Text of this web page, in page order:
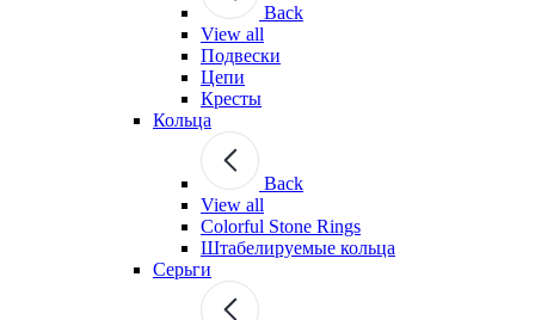
Back
View all
Подвески
Цепи
Кресты
Кольца
Back
View all
Colorful Stone Rings
Штабелируемые кольца
Серьги